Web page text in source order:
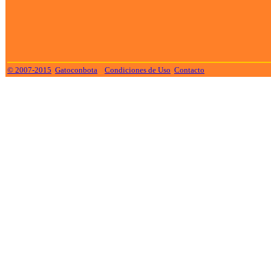
© 2007-2015 Gatoconbota Condiciones de Uso Contacto